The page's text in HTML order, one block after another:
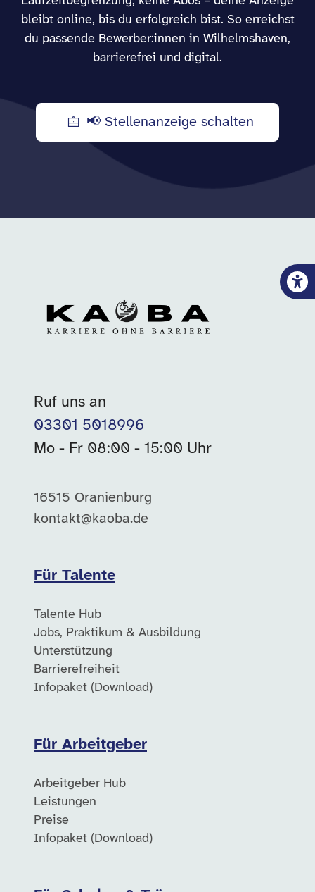
bleibt online, bis du erfolgreich bist. So erreichst
du passende Bewerber:innen in Wilhelmshaven,
barrierefrei und digital.
📢 Stellenanzeige schalten
Ruf uns an
03301 5018996
Mo - Fr 08:00 - 15:00 Uhr
16515 Oranienburg
kontakt@kaoba.de
Für Talente
Talente Hub
Jobs, Praktikum & Ausbildung
Unterstützung
Barrierefreiheit
Infopaket (Download)
Für Arbeitgeber
Arbeitgeber Hub
Leistungen
Preise
Infopaket (Download)